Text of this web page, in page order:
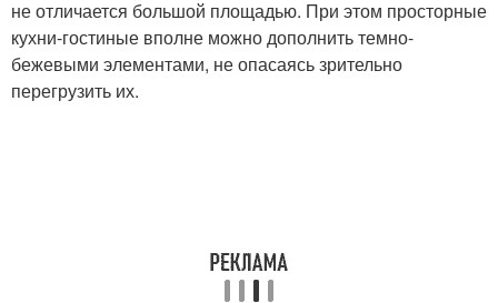
не отличается большой площадью. При этом просторные
кухни-гостиные вполне можно дополнить темно-
бежевыми элементами, не опасаясь зрительно
перегрузить их.